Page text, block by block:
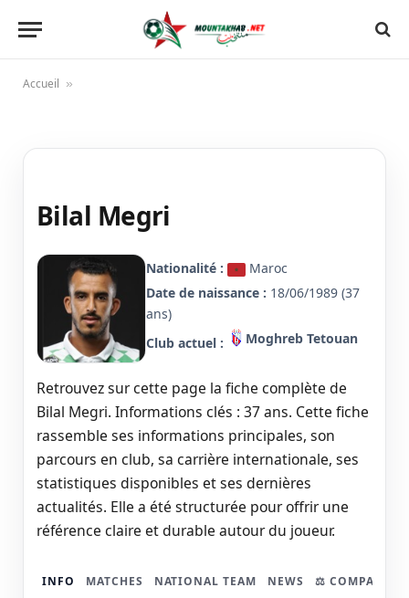
Accueil »
Bilal Megri
Nationalité :
Maroc
Date de naissance : 18/06/1989 (37
ans)
Club actuel :
Moghreb Tetouan
Retrouvez sur cette page la fiche complète de
Bilal Megri. Informations clés : 37 ans. Cette fiche
rassemble ses informations principales, son
parcours en club, sa carrière internationale, ses
statistiques disponibles et ses dernières
actualités. Elle a été structurée pour offrir une
référence claire et durable autour du joueur.
INFO MATCHES NATIONAL TEAM NEWS ⚖️ COMPARER